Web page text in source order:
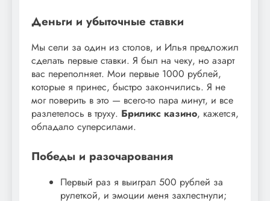
Деньги и убыточные ставки
Мы сели за один из столов, и Илья предложил
сделать первые ставки. Я был на чеку, но азарт
вас переполняет. Мои первые 1000 рублей,
которые я принес, быстро закончились. Я не
мог поверить в это — всего-то пара минут, и все
разлетелось в труху. Бриликс казино, кажется,
обладало суперсилами.
Победы и разочарования
Первый раз я выиграл 500 рублей за
рулеткой, и эмоции меня захлестнули;